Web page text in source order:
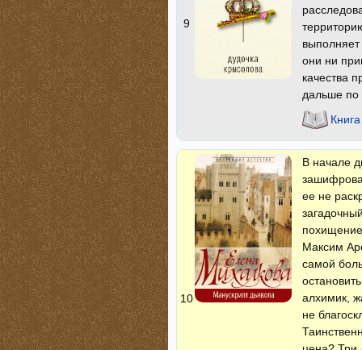
9
они ни
качества
дальше по
10
В начале
ее не
Максим
самой
алхимик,
не